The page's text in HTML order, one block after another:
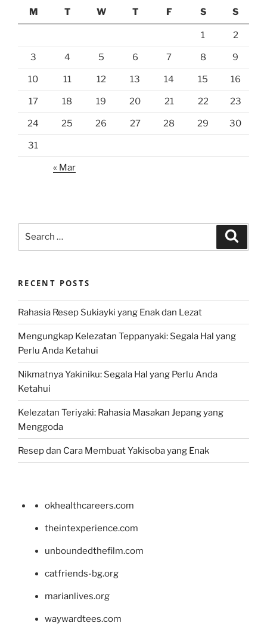
M
T W T F S S
1 2
3 4 5 6 7 8 9
10 11 12 13 14 15 16
17 18 19 20 21 22 23
24 25 26 27 28 29 30
31
« Mar
RECENT POSTS
Rahasia Resep Sukiayki yang Enak dan Lezat
Mengungkap Kelezatan Teppanyaki: Segala Hal yang
Perlu Anda Ketahui
Nikmatnya Yakiniku: Segala Hal yang Perlu Anda
Ketahui
Kelezatan Teriyaki: Rahasia Masakan Jepang yang
Menggoda
Resep dan Cara Membuat Yakisoba yang Enak
okhealthcareers.com
theintexperience.com
unboundedthefilm.com
catfriends-bg.org
marianlives.org
waywardtees.com